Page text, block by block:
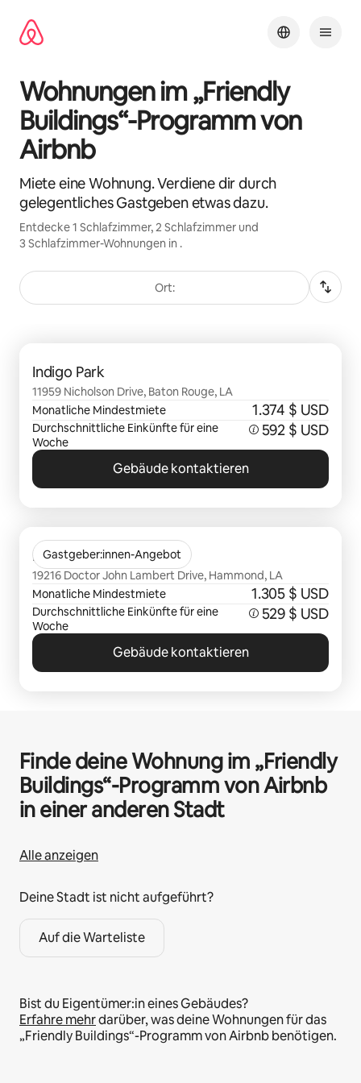
Inhalten
springen
Wohnungen im „Friendly
Buildings“-Programm von
Airbnb
Miete eine Wohnung. Verdiene dir durch
gelegentliches Gastgeben etwas dazu.
Entdecke 1 Schlafzimmer, 2 Schlafzimmer und
3 Schlafzimmer-Wohnungen in .
Ort:
Indigo Park
11959 Nicholson Drive, Baton Rouge, LA
Monatliche Mindestmiete
1.374 $ USD
Durchschnittliche Einkünfte für eine
Woche
592 $ USD
Gebäude kontaktieren
Gastgeber:innen-Angebot
Heights at Hammond
19216 Doctor John Lambert Drive, Hammond, LA
Monatliche Mindestmiete
1.305 $ USD
Durchschnittliche Einkünfte für eine
Woche
529 $ USD
Gebäude kontaktieren
Finde deine Wohnung im „Friendly
Buildings“-Programm von Airbnb
in einer anderen Stadt
Alle anzeigen
Deine Stadt ist nicht aufgeführt?
Auf die Warteliste
Bist du Eigentümer:in eines Gebäudes?
Erfahre mehrdarüber, was deine Wohnungen für das
„Friendly Buildings“-Programm von Airbnb benötigen.